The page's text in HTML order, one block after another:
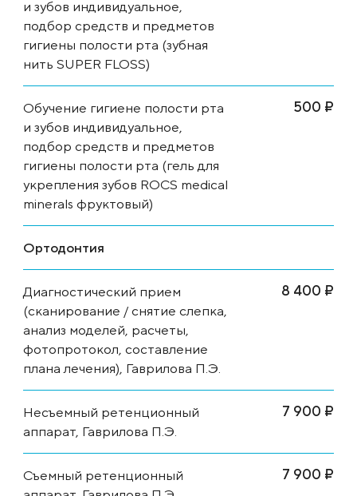
и зубов индивидуальное,
подбор средств и предметов
гигиены полости рта (зубная
нить SUPER FLOSS)
Обучение гигиене полости рта
и зубов индивидуальное,
подбор средств и предметов
гигиены полости рта (гель для
укрепления зубов ROCS medical
minerals фруктовый)
500 ₽
Ортодонтия
Диагностический прием
(сканирование / снятие слепка,
анализ моделей, расчеты,
фотопротокол, составление
плана лечения), Гаврилова П.Э.
8 400 ₽
Несъемный ретенционный
аппарат, Гаврилова П.Э.
7 900 ₽
Съемный ретенционный
7 900 ₽